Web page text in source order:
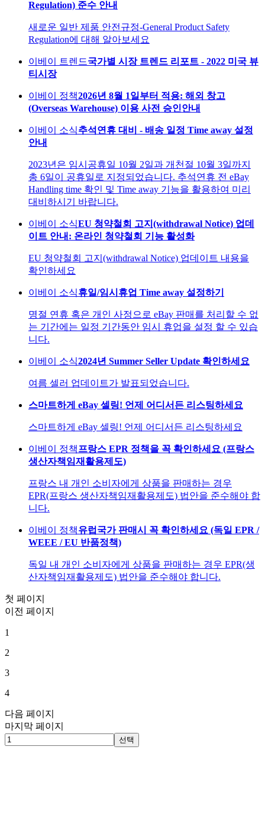
Regulation) 준수 안내
새로운 일반 제품 안전규정-General Product Safety
Regulation에 대해 알아보세요
이베이 트렌드국가별 시장 트렌드 리포트 - 2022 미국 뷰
티시장
이베이 정책2026년 8월 1일부터 적용: 해외 창고
(Overseas Warehouse) 이용 사전 승인안내
이베이 소식추석연휴 대비 - 배송 일정 Time away 설정
안내
2023년은 임시공휴일 10월 2일과 개천절 10월 3일까지
총 6일이 공휴일로 지정되었습니다. 추석연휴 전 eBay
Handling time 확인 및 Time away 기능을 활용하여 미리
대비하시기 바랍니다.
이베이 소식EU 청약철회 고지(withdrawal Notice) 업데
이트 안내: 온라인 청약철회 기능 활성화
EU 청약철회 고지(withdrawal Notice) 업데이트 내용을
확인하세요
이베이 소식휴일/임시휴업 Time away 설정하기
명절 연휴 혹은 개인 사정으로 eBay 판매를 처리할 수 없
는 기간에는 일정 기간동안 임시 휴업을 설정 할 수 있습
니다.
이베이 소식2024년 Summer Seller Update 확인하세요
여름 셀러 업데이트가 발표되었습니다.
스마트하게 eBay 셀링! 언제 어디서든 리스팅하세요
스마트하게 eBay 셀링! 언제 어디서든 리스팅하세요
이베이 정책프랑스 EPR 정책을 꼭 확인하세요 (프랑스
생산자책임재활용제도)
프랑스 내 개인 소비자에게 상품을 판매하는 경우
EPR(프랑스 생산자책임재활용제도) 법안을 준수해야 합
니다.
이베이 정책유럽국가 판매시 꼭 확인하세요 (독일 EPR /
WEEE / EU 반품정책)
독일 내 개인 소비자에게 상품을 판매하는 경우 EPR(생
산자책임재활용제도) 법안을 준수해야 합니다.
첫 페이지
이전 페이지
1
2
3
4
다음 페이지
마지막 페이지
선택